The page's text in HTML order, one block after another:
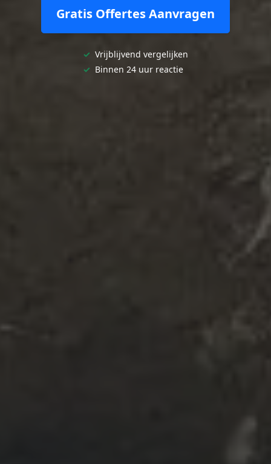
Gratis Offertes Aanvragen
✓ Vrijblijvend vergelijken
✓ Binnen 24 uur reactie